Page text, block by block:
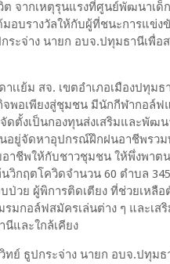
ต จากเหตุรุนแรงที่ศูนย์พัฒนาเด็
อบรางวัลให้กับผู้ที่ชนะการแข่
ะจ่าง นายก อบจ.ปทุมธานีเพื่อ
เย้ม สจ. เขตอำเภอเมืองปทุม
จพอเพียงสู่ชุมชน มีนักกีฬากอล์
ดตั้งเป็นกองทุนส่งเสริมและพั
อยู่จัดหาอุปกรณ์ฝึกฝนอาชีพรว
าชีพให้กับชาวชุมชน ให้พึ่งพาต
วิกฤตโควิดจำนวน 60 ตำบล
วย ผู้พิการติดเตียง ที่ช่วยเหลือ
มกอล์ฟสมัครเล่นต่าง ๆ และเ
และใกล้เคียง
ย์ ธูปกระจ่าง นายก อบจ.ปทุม